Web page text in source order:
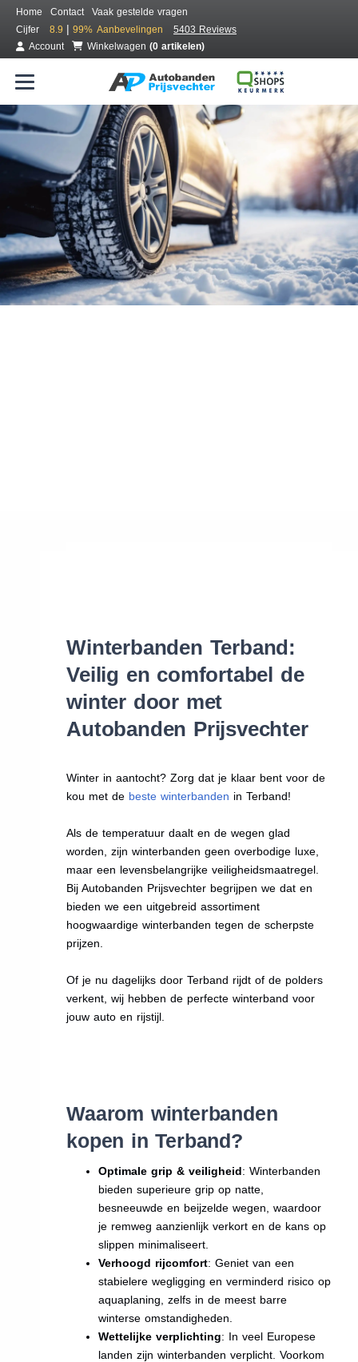
Home Contact
Vaak gestelde vragen
Cijfer
8.9 | 99% Aanbevelingen
5403 Reviews
Account
Winkelwagen (0 artikelen)
Bestel voordelig winterbanden
Gratis bezorgd of montage bij jou in de buurt
Seizoen:
Merken:
Winterbanden Terband:
Veilig en comfortabel de
winter door met
Autobanden Prijsvechter
Winter in aantocht? Zorg dat je klaar bent voor de
kou met de beste winterbanden in Terband!
Als de temperatuur daalt en de wegen glad
worden, zijn winterbanden geen overbodige luxe,
maar een levensbelangrijke veiligheidsmaatregel.
Bij Autobanden Prijsvechter begrijpen we dat en
bieden we een uitgebreid assortiment
hoogwaardige winterbanden tegen de scherpste
prijzen.
Of je nu dagelijks door Terband rijdt of de polders
verkent, wij hebben de perfecte winterband voor
jouw auto en rijstijl.
Waarom winterbanden
kopen in Terband?
Optimale grip & veiligheid: Winterbanden
bieden superieure grip op natte,
besneeuwde en beijzelde wegen, waardoor
je remweg aanzienlijk verkort en de kans op
slippen minimaliseert.
Verhoogd rijcomfort: Geniet van een
stabielere wegligging en verminderd risico op
aquaplaning, zelfs in de meest barre
winterse omstandigheden.
Wettelijke verplichting: In veel Europese
landen zijn winterbanden verplicht. Voorkom